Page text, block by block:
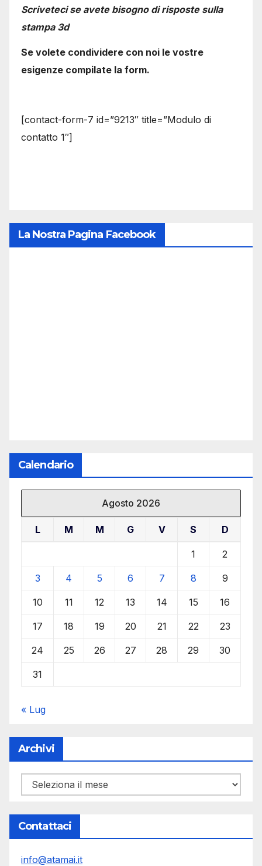
Scriveteci se avete bisogno di risposte sulla
stampa 3d
Se volete condividere con noi le vostre
esigenze compilate la form.
[contact-form-7 id=”9213″ title=”Modulo di
contatto 1″]
La Nostra Pagina Facebook
Calendario
Agosto 2026
L M M G V S D
1 2
3 4 5 6 7 8 9
10 11 12 13 14 15 16
17 18 19 20 21 22 23
24 25 26 27 28 29 30
31
« Lug
Archivi
Archivi
Contattaci
info@atamai.it